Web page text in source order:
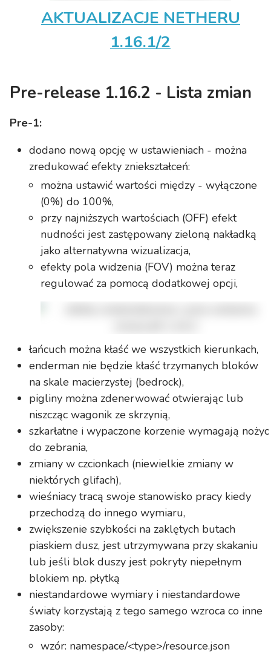
AKTUALIZACJE NETHERU
1.16.1/2
Pre-release 1.16.2 - Lista zmian
Pre-1:
dodano nową opcję w ustawieniach - można
zredukować efekty zniekształceń:
można ustawić wartości między - wyłączone
(0%) do 100%,
przy najniższych wartościach (OFF) efekt
nudności jest zastępowany zieloną nakładką
jako alternatywna wizualizacja,
efekty pola widzenia (FOV) można teraz
regulować za pomocą dodatkowej opcji,
łańcuch można kłaść we wszystkich kierunkach,
enderman nie będzie kłaść trzymanych bloków
na skale macierzystej (bedrock),
pigliny można zdenerwować otwierając lub
niszcząc wagonik ze skrzynią,
szkarłatne i wypaczone korzenie wymagają nożyc
do zebrania,
zmiany w czcionkach (niewielkie zmiany w
niektórych glifach),
wieśniacy tracą swoje stanowisko pracy kiedy
przechodzą do innego wymiaru,
zwiększenie szybkości na zaklętych butach
piaskiem dusz, jest utrzymywana przy skakaniu
lub jeśli blok duszy jest pokryty niepełnym
blokiem np. płytką
niestandardowe wymiary i niestandardowe
światy korzystają z tego samego wzroca co inne
zasoby:
wzór: namespace/<type>/resource.json